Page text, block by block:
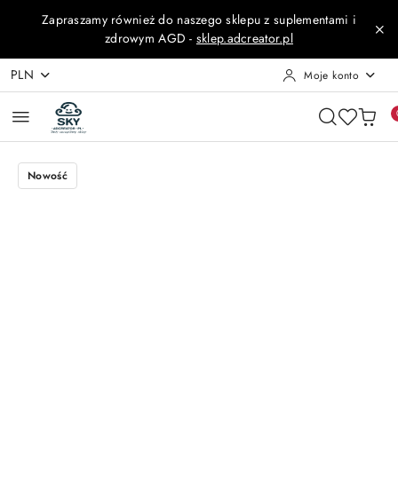
Przejdź do treści głównej
Przejdź do wyszukiwarki
Przejdź do moje konto
Przejdź do menu głównego
Przejdź do opisu produktu
Przejdź do stopki
Zapraszamy również do naszego sklepu z suplementami i
zdrowym AGD - sklep.adcreator.pl
PLN Moje konto
Nowość